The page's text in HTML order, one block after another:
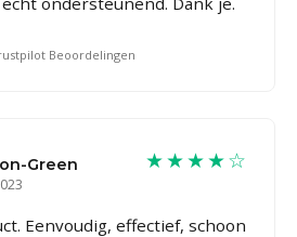
Beoordelingen
Green
★★★★☆
Eenvoudig, effectief, schoon